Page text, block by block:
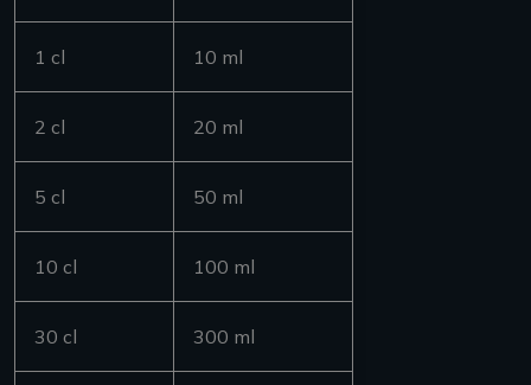
1 cl 10 ml
2 cl 20 ml
5 cl 50 ml
10 cl 100 ml
30 cl 300 ml